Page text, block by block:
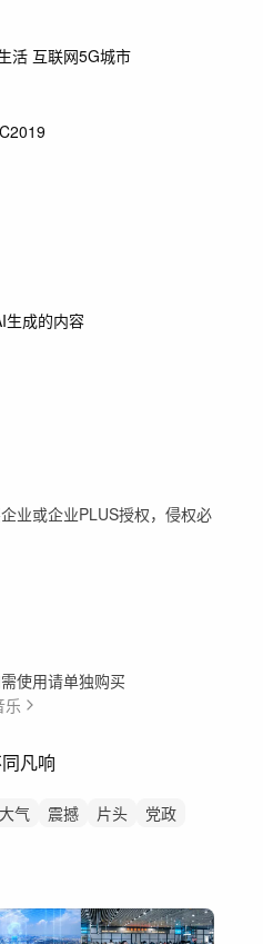
活 互联网5G城市
生成的内容
业或企业PLUS授权，侵权必
使用请单独购买
乐
凡响
大气 震撼 片头
党政